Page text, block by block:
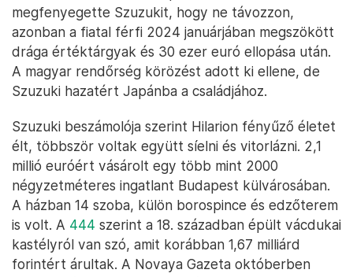
megfenyegette Szuzukit, hogy ne távozzon,
azonban a fiatal férfi 2024 januárjában megszökött
drága értéktárgyak és 30 ezer euró ellopása után.
A magyar rendőrség körözést adott ki ellene, de
Szuzuki hazatért Japánba a családjához.
Szuzuki beszámolója szerint Hilarion fényűző életet
élt, többször voltak együtt síelni és vitorlázni. 2,1
millió euróért vásárolt egy több mint 2000
négyzetméteres ingatlant Budapest külvárosában.
A házban 14 szoba, külön borospince és edzőterem
is volt. A 444 szerint a 18. században épült vácdukai
kastélyról van szó, amit korábban 1,67 milliárd
forintért árultak. A Novaya Gazeta októberben